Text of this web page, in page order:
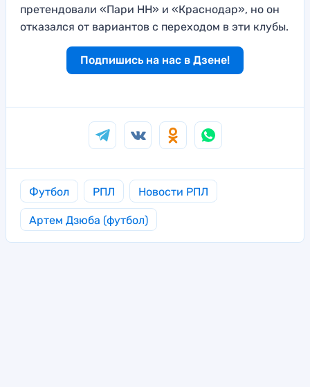
претендовали «Пари НН» и «Краснодар», но он
отказался от вариантов с переходом в эти клубы.
Подпишись на нас в Дзене!
Футбол РПЛ Новости РПЛ
Артем Дзюба (футбол)